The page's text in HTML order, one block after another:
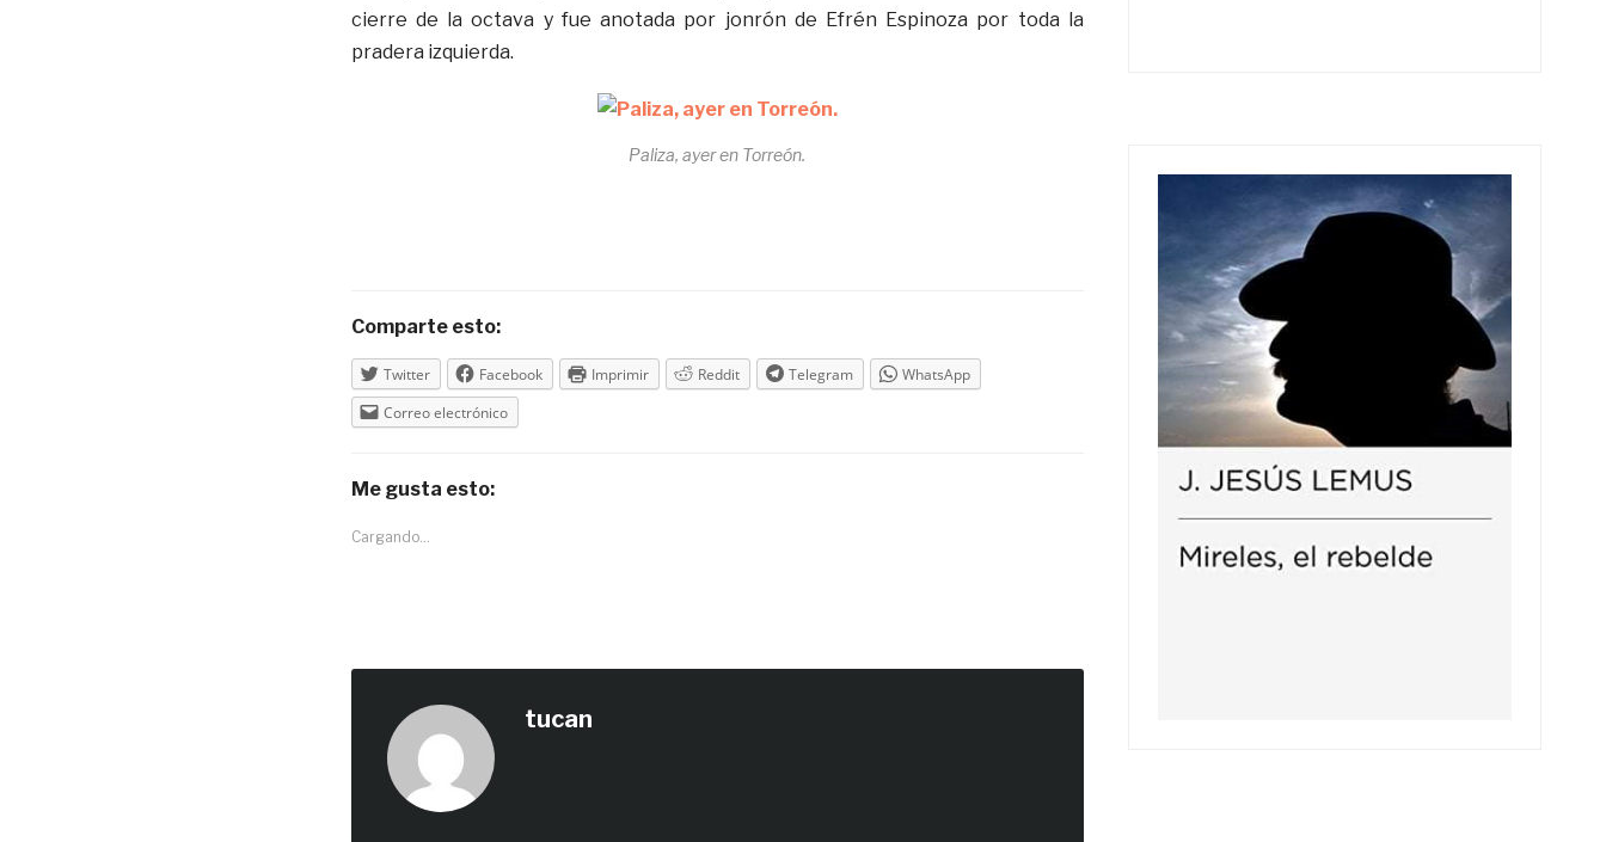
cierre de la octava y fue anotada por jonrón de Efrén Espinoza por toda la
pradera izquierda.
Paliza, ayer en Torreón.
Comparte esto:
Twitter Facebook Imprimir Reddit Telegram
WhatsApp
Correo electrónico
Me gusta esto:
Cargando...
tucan